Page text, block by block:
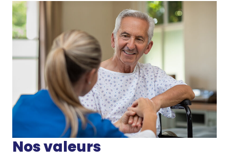
Nos valeurs